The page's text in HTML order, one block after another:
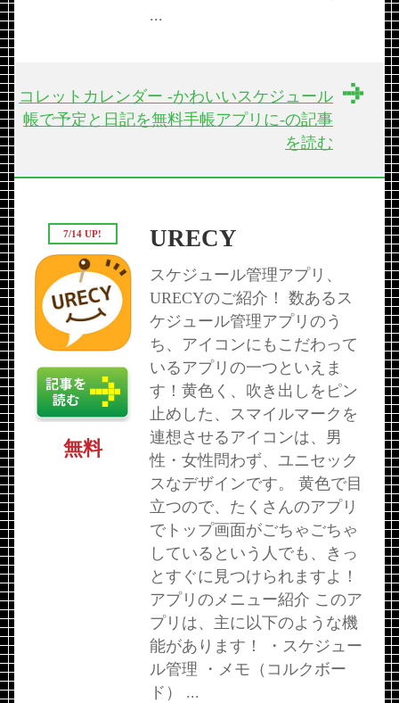
...
コレットカレンダー -かわいいスケジュール
帳で予定と日記を無料手帳アプリに-の記事
を読む
URECY
スケジュール管理アプリ、
URECYのご紹介！ 数あるス
ケジュール管理アプリのう
ち、アイコンにもこだわって
いるアプリの一つといえま
す！黄色く、吹き出しをピン
止めした、スマイルマークを
連想させるアイコンは、男
性・女性問わず、ユニセック
スなデザインです。 黄色で目
立つので、たくさんのアプリ
でトップ画面がごちゃごちゃ
しているという人でも、きっ
とすぐに見つけられますよ！
アプリのメニュー紹介 このア
プリは、主に以下のような機
能があります！ ・スケジュー
ル管理 ・メモ（コルクボー
ド） ...
7/14 UP!
無料